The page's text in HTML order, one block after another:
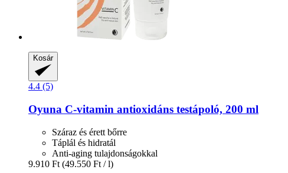
Kosár
4.4 (5)
Oyuna C-​vitamin antioxidáns testápoló, 200 ml
Száraz és érett bőrre
Táplál és hidratál
Anti-aging tulajdonságokkal
9.910 Ft (49.550 Ft / l)